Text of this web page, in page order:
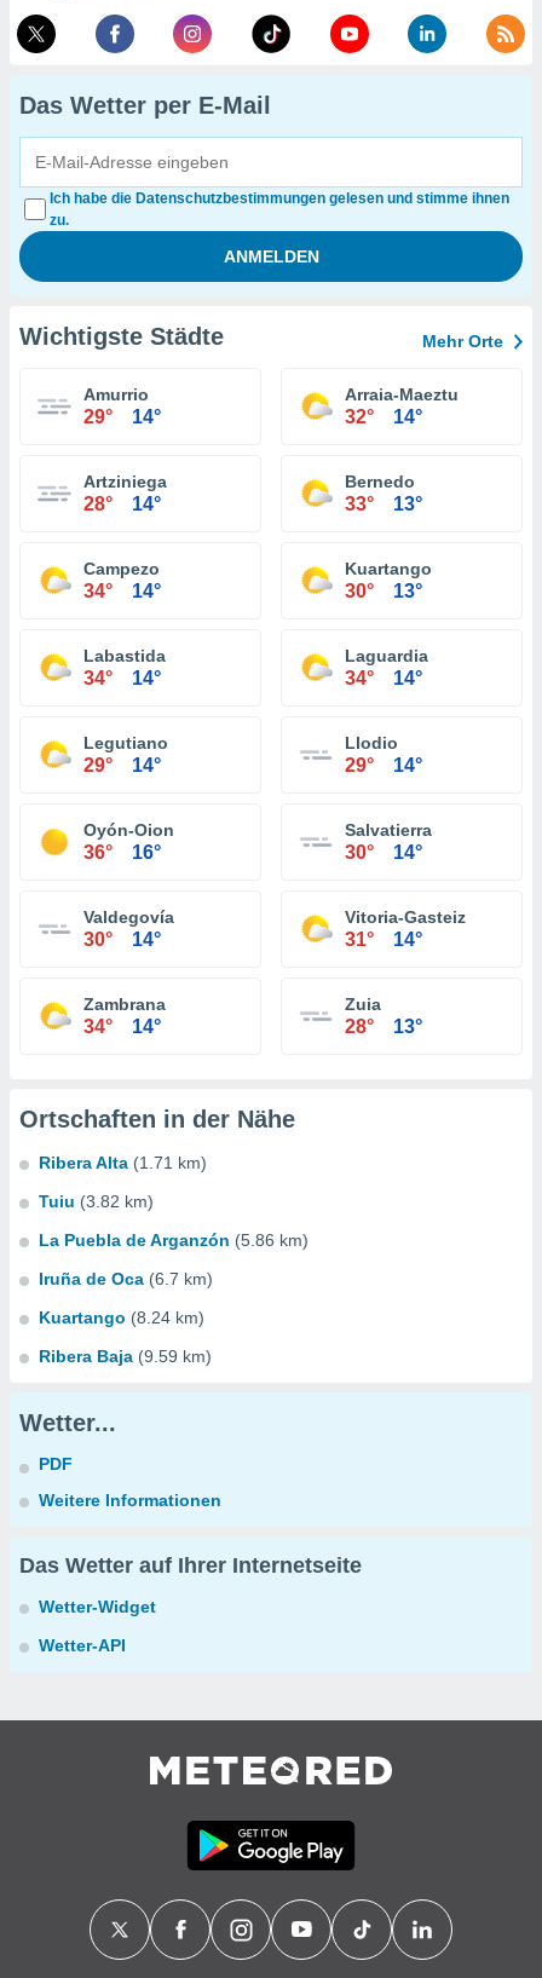
Das Wetter per E-Mail
Ich habe die Datenschutzbestimmungen gelesen und stimme ihnen
zu.
Wichtigste Städte Mehr Orte
Amurrio
29° 14°
Arraia-Maeztu
32° 14°
Artziniega
28° 14°
Bernedo
33° 13°
Campezo
34° 14°
Kuartango
30° 13°
Labastida
34° 14°
Laguardia
34° 14°
Legutiano
29° 14°
Llodio
29° 14°
Oyón-Oion
36° 16°
Salvatierra
30° 14°
Valdegovía
30° 14°
Vitoria-Gasteiz
31° 14°
Zambrana
34° 14°
Zuia
28° 13°
Ortschaften in der Nähe
Ribera Alta (1.71 km)
Tuiu (3.82 km)
La Puebla de Arganzón (5.86 km)
Iruña de Oca (6.7 km)
Kuartango (8.24 km)
Ribera Baja (9.59 km)
Wetter...
PDF
Weitere Informationen
Das Wetter auf Ihrer Internetseite
Wetter-Widget
Wetter-API